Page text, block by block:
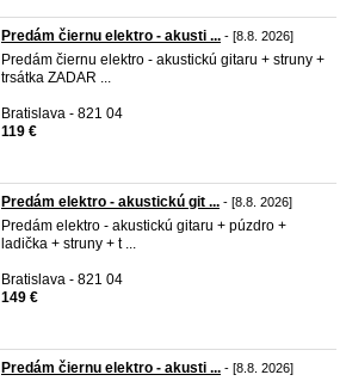
Predám čiernu elektro - akusti ... - [8.8. 2026]
Predám čiernu elektro - akustickú gitaru + struny +
trsátka ZADAR ...
Bratislava - 821 04
119 €
Predám elektro - akustickú git ... - [8.8. 2026]
Predám elektro - akustickú gitaru + púzdro +
ladička + struny + t ...
Bratislava - 821 04
149 €
Predám čiernu elektro - akusti ... - [8.8. 2026]